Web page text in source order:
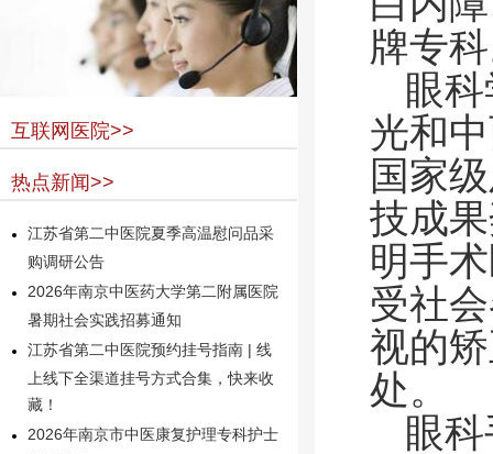
互联网医院>>
热点新闻>>
江苏省第二中医院夏季高温慰问品采
购调研公告
2026年南京中医药大学第二附属医院
暑期社会实践招募通知
江苏省第二中医院预约挂号指南 | 线
上线下全渠道挂号方式合集，快来收
藏！
2026年南京市中医康复护理专科护士
牌专
眼
光和
国家
技成
明手
受社
视的
处。
眼